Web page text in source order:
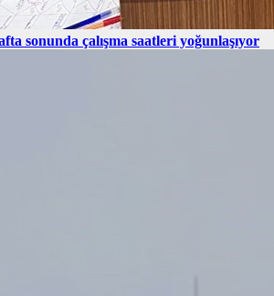
sonunda çalışma saatleri yoğunlaşıyor